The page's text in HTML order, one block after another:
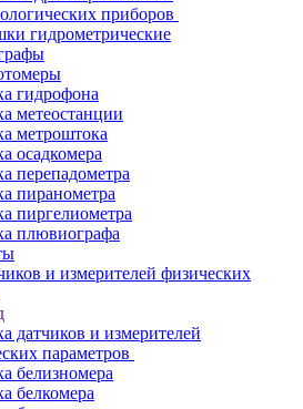
приборов
гидрометрические
гидрофона
метеостанции
метроштока
осадкомера
перепадометра
пиранометра
пиргелиометра
плювиографа
и измерителей физических
датчиков и измерителей
параметров
белизномера
белкомера